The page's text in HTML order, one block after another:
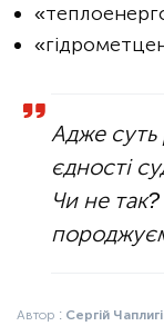
Адже суть
єдності
Чи не
Автор : Сергій